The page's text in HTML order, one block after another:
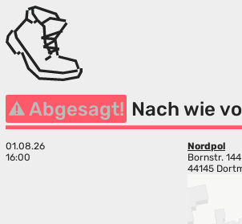
Abgesagt! Nach wie
01.08.26
16:00
Nordpol
Bornstr. 144
44145